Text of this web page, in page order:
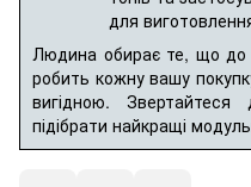
для
Людина обирає те, що до
робить кожну вашу
вигідною.
підібрати найкращі